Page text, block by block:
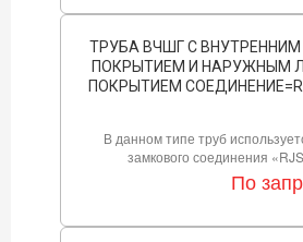
ТРУБА ВЧШГ С
ПОКРЫТИЕМ И НАРУЖНЫМ
ПОКРЫТИЕМ
В данном типе труб
замкового соединения
По